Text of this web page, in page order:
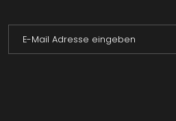
E-Mail Adresse eingeben